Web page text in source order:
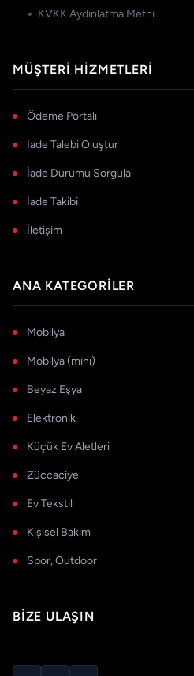
KVKK Aydınlatma Metni
MÜŞTERI HIZMETLERI
Ödeme Portalı
İade Talebi Oluştur
İade Durumu Sorgula
İade Takibi
İletişim
ANA KATEGORILER
Mobilya
Mobilya (mini)
Beyaz Eşya
Elektronik
Küçük Ev Aletleri
Züccaciye
Ev Tekstil
Kişisel Bakım
Spor, Outdoor
BIZE ULAŞIN